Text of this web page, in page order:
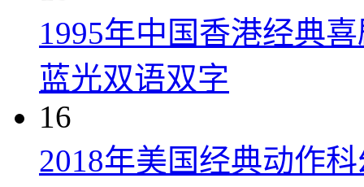
1995年中国香港经典
蓝光双语双字
16
2018年美国经典动作